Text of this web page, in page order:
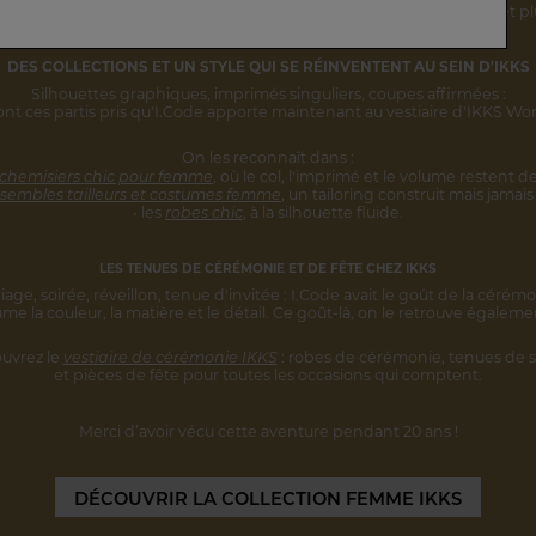
s'inscrivent désormais
et
DES COLLECTIONS ET UN STYLE QUI SE RÉINVENTENT AU SEIN D'IKKS
Silhouettes graphiques, imprimés singuliers, coupes affirmées :
ces partis pris qu'I.Code apporte maintenant au vestiaire d'IKKS
On les reconnaît dans :
chic pour femme, où le col, l'imprimé et le volume restent
tailleurs et costumes femme, un tailoring construit mais
• les robes chic, à la silhouette fluide.
LES TENUES DE CÉRÉMONIE ET DE FÊTE CHEZ IKKS
soirée, réveillon, tenue d'invitée : I.Code avait le goût de la
la couleur, la matière et le détail. Ce goût-là, on le retrouve
le vestiaire de cérémonie IKKS : robes de cérémonie, tenues de
et pièces de fête pour toutes les occasions qui comptent.
Merci d’avoir vécu cette aventure pendant 20 ans !
DÉCOUVRIR LA COLLECTION FEMME IKKS